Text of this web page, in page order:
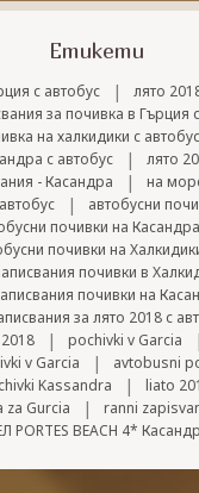
Етикети
с автобус | лято
за почивка в Гърция
на халкидики с автобус
с автобус | лято
- Касандра | на
| автобусни
почивки на Касандра
почивки на
почивки в
почивки на
за лято 2018 с
| pochivki v Garcia |
v Garcia | avtobusni
Kassandra | liato
za Gurcia | ranni
PORTES BEACH 4*